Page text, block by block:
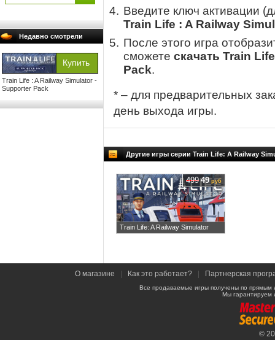
Недавно смотрели
Train Life : A Railway Simulator -
Supporter Pack
Введите ключ активации
Train Life : A Railway
После этого игра
сможете скачать Train
Pack.
* – для предварительных
день выхода игры.
Другие игры серии Train Life: A Railway
Train Life: A Railway Simulator
499 49руб
О магазине Как это работает? Партнерская
Все продаваемые игры получены по
Мы гарантируем
©